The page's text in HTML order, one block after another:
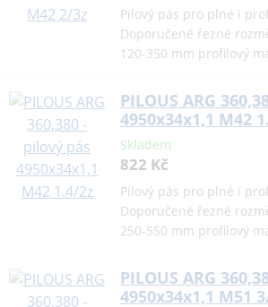
Pilový pás pro plné i
Doporučené řezné
120-350 mm profilový
PILOUS ARG
4950x34x1,1 M42
Skladem
822 Kč
Pilový pás pro plné i
Doporučené řezné
250-550 mm profilový
PILOUS ARG
4950x34x1,1 M51